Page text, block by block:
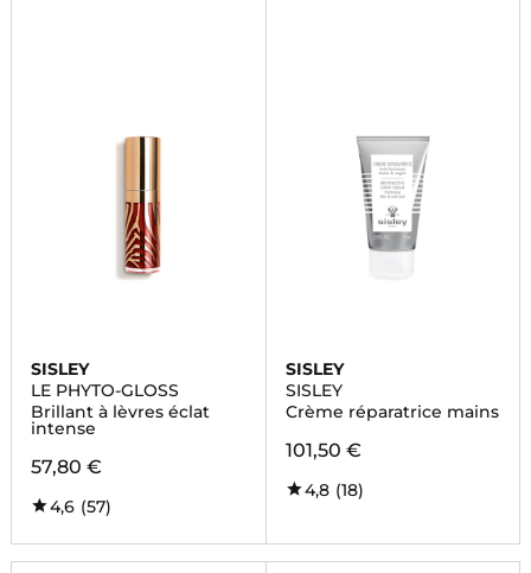
SISLEY
LE PHYTO-GLOSS
Brillant à lèvres éclat
intense
57,80 €
4,6 (57)
SISLEY
SISLEY
Crème réparatrice mains
101,50 €
4,8 (18)